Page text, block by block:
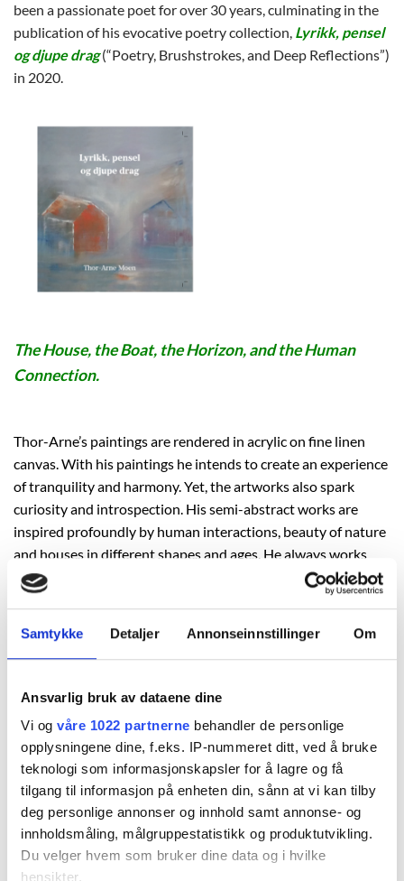
Samtykke Detaljer Annonseinnstillinger Om
Ansvarlig bruk av dataene dine
Vi og våre 1022 partnerne behandler de personlige
opplysningene dine, f.eks. IP-nummeret ditt, ved å bruke
teknologi som informasjonskapsler for å lagre og få
tilgang til informasjon på enheten din, sånn at vi kan tilby
deg personlige annonser og innhold samt annonse- og
innholdsmåling, målgruppestatistikk og produktutvikling.
Du velger hvem som bruker dine data og i hvilke
hensikter.
been a passionate poet for over 30 years, culminating in the
publication of his evocative poetry collection, Lyrikk, pensel
og djupe drag (“Poetry, Brushstrokes, and Deep Reflections”)
in 2020.
The House, the Boat, the Horizon, and the Human
Connection.
Thor-Arne’s paintings are rendered in acrylic on fine linen
canvas. With his paintings he intends to create an experience
of tranquility and harmony. Yet, the artworks also spark
curiosity and introspection. His semi-abstract works are
inspired profoundly by human interactions, beauty of nature
and houses in different shapes and ages. He always works
listening to music of diverse genres which affects his artistic
expression. In his creations, you will encounter
and coastal vistas adorned with sailboats. His work further
“It is in the encounter with the audience that art comes
alive and begins its new story.”
Thor-Arne offers:
– Private viewings at his gallery.